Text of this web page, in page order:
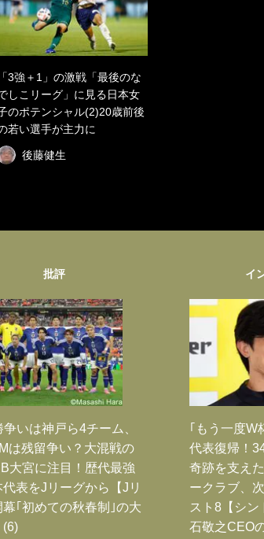
「3強＋1」の激戦「最後のな
しこリーグ」に見る日本女
のポテンシャル(2)20歳前後
若い選手が主力に
後藤健生
批評
いは神戸ら4チーム、
は残留争い？大混戦の
大宮に注目！歴代最強
表をJリーグから【Jリ
幕｢初めての秋春制｣の大
(6)
イ
｢もう一度W
代表復帰！
奇跡を支え
ークラブ、
スト8【シン
石敬之CEO